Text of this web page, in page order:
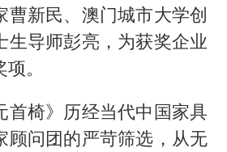
曹新民、澳门城市大学创
生导师彭亮，为获奖企业
。
首椅》历经当代中国家具
顾问团的严苛筛选，从无